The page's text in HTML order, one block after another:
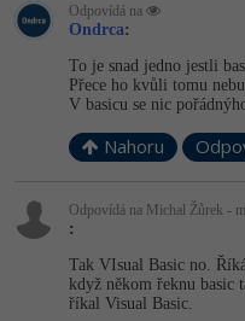
Odpovídá na
Ondrca:
To je snad jedno jestli
Přece ho kvůli tomu
V basicu se nic
Nahoru
Odpovídá na Michal Žůrek -
:
Tak VIsual Basic no.
když někom řeknu basic
říkal Visual Basic.